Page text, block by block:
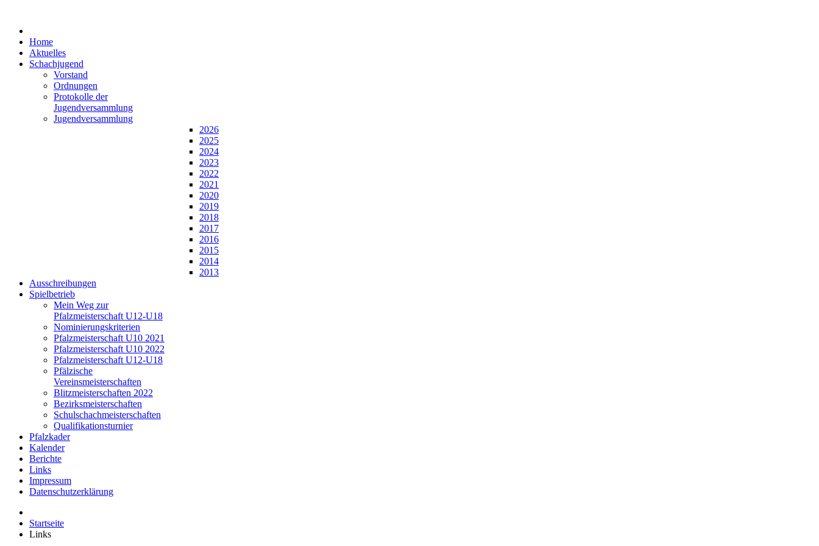
Home
Aktuelles
Schachjugend
Vorstand
Ordnungen
Protokolle der
Jugendversammlung
Jugendversammlung
2026
2025
2024
2023
2022
2021
2020
2019
2018
2017
2016
2015
2014
2013
Ausschreibungen
Spielbetrieb
Mein Weg zur
Pfalzmeisterschaft U12-U18
Nominierungskriterien
Pfalzmeisterschaft U10 2021
Pfalzmeisterschaft U10 2022
Pfalzmeisterschaft U12-U18
Pfälzische
Vereinsmeisterschaften
Blitzmeisterschaften 2022
Bezirksmeisterschaften
Schulschachmeisterschaften
Qualifikationsturnier
Pfalzkader
Kalender
Berichte
Links
Impressum
Datenschutzerklärung
Startseite
Links